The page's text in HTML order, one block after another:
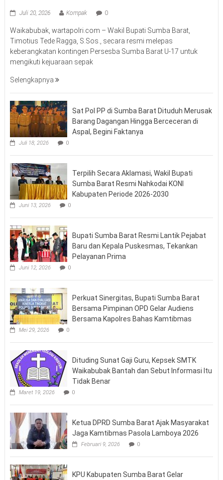
Juli 20, 2026 Kompak 0
Waikabubak, wartapolri.com – Wakil Bupati Sumba Barat,
Timotius Tede Ragga, S.Sos., secara resmi melepas
keberangkatan kontingen Persesba Sumba Barat U-17 untuk
mengikuti kejuaraan sepak
Selengkapnya
Sat Pol PP di Sumba Barat Dituduh Merusak
Barang Dagangan Hingga Berceceran di
Aspal, Begini Faktanya
Juli 18, 2026 0
Terpilih Secara Aklamasi, Wakil Bupati
Sumba Barat Resmi Nahkodai KONI
Kabupaten Periode 2026-2030
Juni 13, 2026 0
Bupati Sumba Barat Resmi Lantik Pejabat
Baru dan Kepala Puskesmas, Tekankan
Pelayanan Prima
Juni 12, 2026 0
Perkuat Sinergitas, Bupati Sumba Barat
Bersama Pimpinan OPD Gelar Audiens
Bersama Kapolres Bahas Kamtibmas
Mei 29, 2026 0
Dituding Sunat Gaji Guru, Kepsek SMTK
Waikabubak Bantah dan Sebut Informasi Itu
Tidak Benar
Maret 19, 2026 0
Ketua DPRD Sumba Barat Ajak Masyarakat
Jaga Kamtibmas Pasola Lamboya 2026
Februari 9, 2026 0
KPU Kabupaten Sumba Barat Gelar